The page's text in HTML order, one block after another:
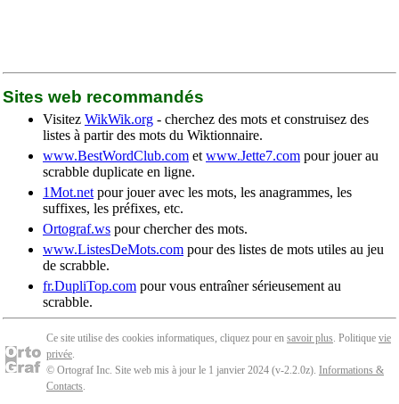
Sites web recommandés
Visitez WikWik.org - cherchez des mots et construisez des
listes à partir des mots du Wiktionnaire.
www.BestWordClub.com et www.Jette7.com pour jouer au
scrabble duplicate en ligne.
1Mot.net pour jouer avec les mots, les anagrammes, les
suffixes, les préfixes, etc.
Ortograf.ws pour chercher des mots.
www.ListesDeMots.com pour des listes de mots utiles au jeu
de scrabble.
fr.DupliTop.com pour vous entraîner sérieusement au
scrabble.
Ce site utilise des cookies informatiques, cliquez pour en savoir plus. Politique vie
privée.
© Ortograf Inc. Site web mis à jour le 1 janvier 2024 (v-2.2.0z). Informations &
Contacts.